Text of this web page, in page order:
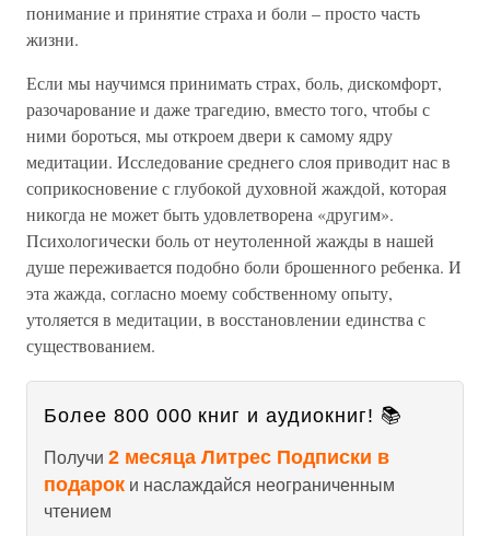
понимание и принятие страха и боли – просто часть
жизни.
Если мы научимся принимать страх, боль, дискомфорт,
разочарование и даже трагедию, вместо того, чтобы с
ними бороться, мы откроем двери к самому ядру
медитации. Исследование среднего слоя приводит нас в
соприкосновение с глубокой духовной жаждой, которая
никогда не может быть удовлетворена «другим».
Психологически боль от неутоленной жажды в нашей
душе переживается подобно боли брошенного ребенка. И
эта жажда, согласно моему собственному опыту,
утоляется в медитации, в восстановлении единства с
существованием.
Более 800 000 книг и аудиокниг! 📚
Получи 2 месяца Литрес Подписки в
подарок и наслаждайся неограниченным
чтением